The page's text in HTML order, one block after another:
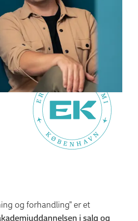
og forhandling" er et
i salg og